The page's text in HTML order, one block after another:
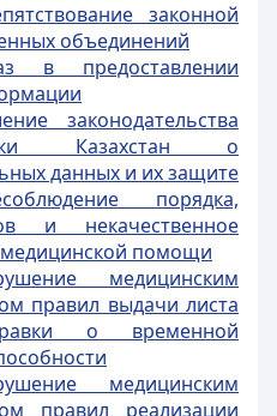
законной
объединений
в предоставлении
законодательства
Казахстан о
данных и их защите
порядка,
и некачественное
медицинской помощи
медицинским
правил выдачи листа
о временной
медицинским
правил реализации